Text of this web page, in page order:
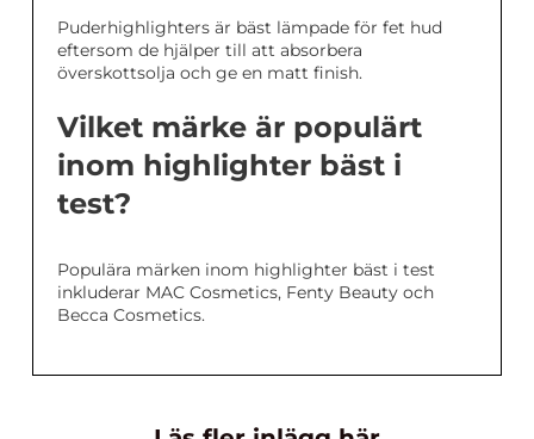
Puderhighlighters är bäst lämpade för fet hud
eftersom de hjälper till att absorbera
överskottsolja och ge en matt finish.
Vilket märke är populärt
inom highlighter bäst i
test?
Populära märken inom highlighter bäst i test
inkluderar MAC Cosmetics, Fenty Beauty och
Becca Cosmetics.